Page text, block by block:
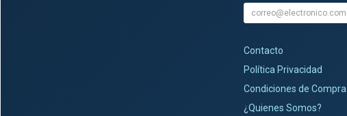
Contacto
Política Privacidad
Condiciones de Compra
¿Quienes Somos?